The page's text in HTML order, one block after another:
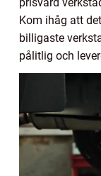
Kom ihåg att
billigaste
pålitlig och